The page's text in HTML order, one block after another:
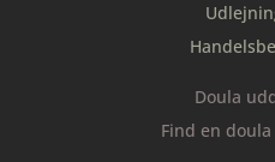
Doula
Find en